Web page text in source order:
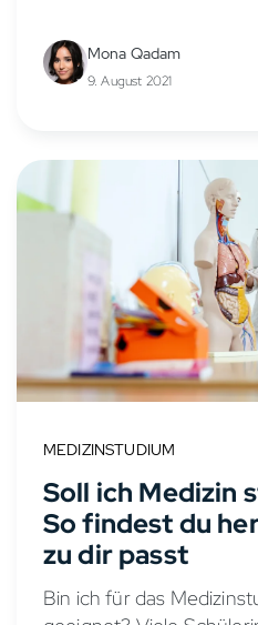
Studiengänge
Abiturientinnen und
daher Respekt vor der
Mona Qadam
9. August 2021
MEDIZINSTUDIUM
Soll ich Medizin
So findest du
zu dir passt
Bin ich für das